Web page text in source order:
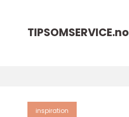
TIPSOMSERVICE.no
inspiration